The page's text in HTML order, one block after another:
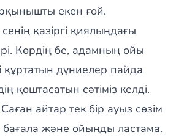
екен ғой.
қазіргі қиялыңдағы
Көрдің бе, адамның ойы
құртатын дүниелер пайда
қоштасатын сәтіміз келді.
айтар тек бір ауыз сөзім
және ойыңды ластама.